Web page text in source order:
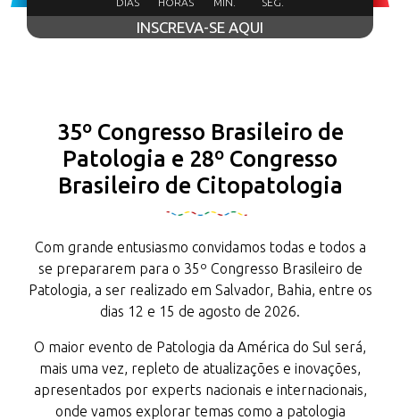
INSCREVA-SE AQUI
35º Congresso Brasileiro de
Patologia e 28º Congresso
Brasileiro de Citopatologia
Com grande entusiasmo convidamos todas e todos a
se prepararem para o 35º Congresso Brasileiro de
Patologia, a ser realizado em Salvador, Bahia, entre os
dias 12 e 15 de agosto de 2026.
O maior evento de Patologia da América do Sul será,
mais uma vez, repleto de atualizações e inovações,
apresentados por experts nacionais e internacionais,
onde vamos explorar temas como a patologia